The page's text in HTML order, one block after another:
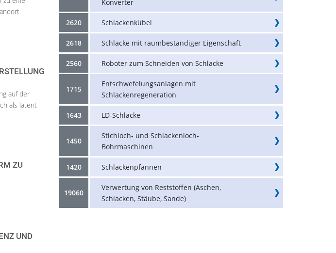
auf der
als latent
ZU
UND N
Konverter
2620 Schlackenkübel
2618 Schlacke mit raumbeständiger Eigenschaft
2560 Roboter zum Schneiden von Schlacke
1715
Entschwefelungsanlagen mit
Schlackenregeneration
1643 LD-Schlacke
1450
Stichloch- und Schlackenloch-
Bohrmaschinen
1420 Schlackenpfannen
19060
Verwertung von Reststoffen (Aschen,
Schlacken, Stäube, Sande)